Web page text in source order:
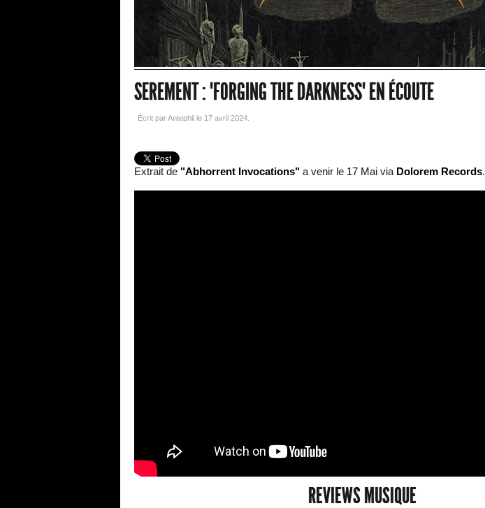
SEREMENT : "FORGING THE DARKNESS" EN ÉCOUTE
Écrit par Antephil le 17 avril 2024
Extrait de "Abhorrent Invocations" a venir le 17 Mai via Dolorem Records.
REVIEWS MUSIQUE